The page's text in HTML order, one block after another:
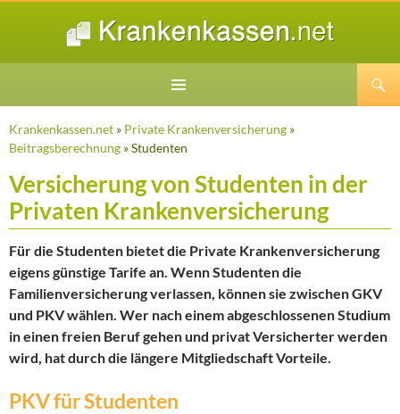
SPRINGEN
Krankenkassen.net » Private Krankenversicherung »
Beitragsberechnung » Studenten
Versicherung von Studenten in der
Privaten Krankenversicherung
Für die Studenten bietet die Private Krankenversicherung
eigens günstige Tarife an. Wenn Studenten die
Familienversicherung verlassen, können sie zwischen GKV
und PKV wählen. Wer nach einem abgeschlossenen Studium
in einen freien Beruf gehen und privat Versicherter werden
wird, hat durch die längere Mitgliedschaft Vorteile.
PKV für Studenten